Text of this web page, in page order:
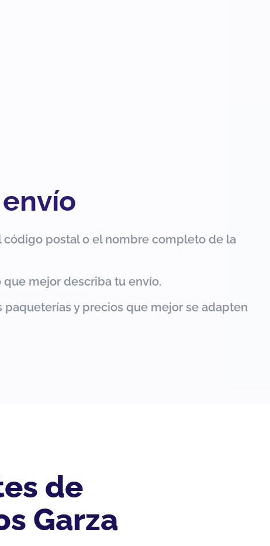
código postal o el nombre completo de la
mejor describa tu envío.
paqueterías y precios que mejor se adapten
de
Garza